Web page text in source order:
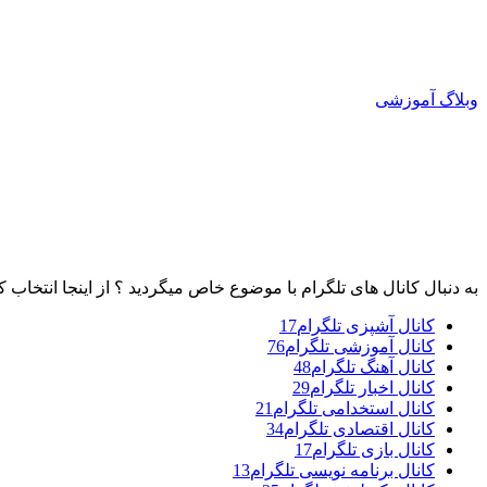
وبلاگ آموزشی
به دنبال کانال های تلگرام با موضوع خاص میگردید ؟ از اینجا انتخاب
کانال آشپزی تلگرام17
کانال آموزشی تلگرام76
کانال آهنگ تلگرام48
کانال اخبار تلگرام29
کانال استخدامی تلگرام 21
کانال اقتصادی تلگرام34
کانال بازی تلگرام17
کانال برنامه نویسی تلگرام13